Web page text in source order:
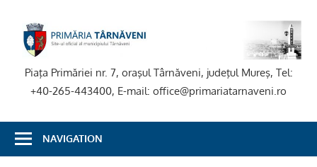
content
Piaţa Primăriei nr. 7, oraşul Târnăveni, judeţul Mureş, Tel:
+40-265-443400, E-mail: office@primariatarnaveni.ro
NAVIGATION